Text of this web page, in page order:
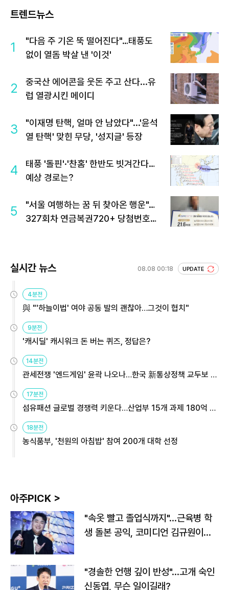
트렌드뉴스
1
"다음 주 기온 뚝 떨어진다"…태풍도
없이 열돔 박살 낸 '이것'
2
중국산 에어콘을 웃돈 주고 산다...유
럽 열광시킨 메이디
3
"이재명 탄핵, 얼마 안 남았다"...'윤석
열 탄핵' 맞힌 무당, '성지글' 등장
4
태풍 '돌핀'·'찬홈' 한반도 빗겨간다…
예상 경로는?
5
"서울 여행하는 꿈 뒤 찾아온 행운"…
327회차 연금복권720+ 당첨번호조
실시간 뉴스 08.08 00:18 UPDATE
4분전
與 "'하늘이법' 여야 공동 발의 괜찮아…그것이 협치"
9분전
'캐시딜' 캐시워크 돈 버는 퀴즈, 정답은?
14분전
관세전쟁 '엔드게임' 윤곽 나오나…한국 新통상정책 교두보 활
용해야
17분전
섬유패션 글로벌 경쟁력 키운다…산업부 15개 과제 180억 지
원
18분전
농식품부, '천원의 아침밥' 참여 200개 대학 선정
아주PICK >
"속옷 빨고 졸업식까지"…근육병 학
생 돌본 공익, 코미디언 김규원이었
"경솔한 언행 깊이 반성"…고개 숙인
신동엽, 무슨 일이길래?